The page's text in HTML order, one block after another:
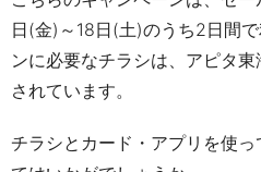
日(金)～18日(土)のうち2日間
ンに必要なチラシは、アピタ
されています。
チラシとカード・アプリを使